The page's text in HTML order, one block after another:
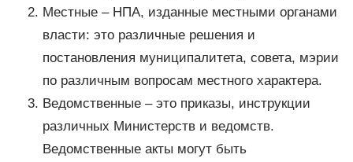
Местные – НПА, изданные местными органами
власти: это различные решения и
постановления муниципалитета, совета, мэрии
по различным вопросам местного характера.
Ведомственные – это приказы, инструкции
различных Министерств и ведомств.
Ведомственные акты могут быть